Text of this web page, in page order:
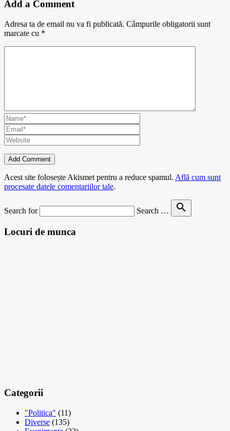
Add a Comment
Adresa ta de email nu va fi publicată. Câmpurile obligatorii sunt
marcate cu *
Acest site folosește Akismet pentru a reduce spamul. Află cum sunt
procesate datele comentariilor tale.
Search for Search … search
Locuri de munca
Categorii
"Politica" (11)
Diverse (135)